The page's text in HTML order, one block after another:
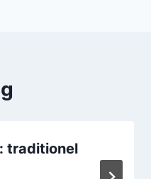
traditionel